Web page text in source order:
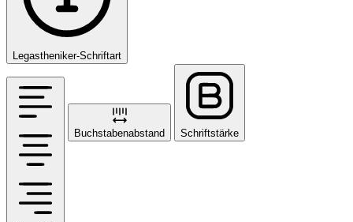
Legastheniker-Schriftart
Buchstabenabstand Schriftstärke